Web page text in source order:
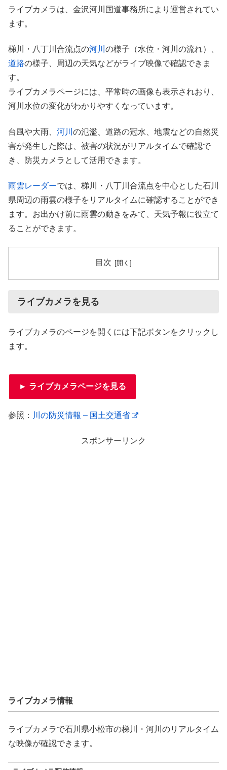
ライブカメラは、金沢河川国道事務所により運営されてい
ます。
梯川・八丁川合流点の河川 の様子（水位・河川の流れ）、
道路の様子、周辺の天気などがライブ映像で確認できま
す。
ライブカメラページには、平常時の画像も表示されおり、
河川水位の変化がわかりやすくなっています。
台風や大雨、 河川 の氾濫、道路の冠水、地震などの自然災
害が発生した際は、被害の状況がリアルタイムで確認で
き、防災カメラとして活用できます。
雨雲レーダーでは、梯川・八丁川合流点を中心とした石川
県周辺の雨雲の様子をリアルタイムに確認することができ
ます。お出かけ前に雨雲の動きをみて、天気予報に役立て
ることができます。
目次
ライブカメラを見る
ライブカメラのページを開くには下記ボタンをクリックし
ます。
► ライブカメラページを見る
参照： 川の防災情報 – 国土交通省
スポンサーリンク
ライブカメラ情報
ライブカメラで石川県小松市の梯川・河川のリアルタイム
な映像が確認できます。